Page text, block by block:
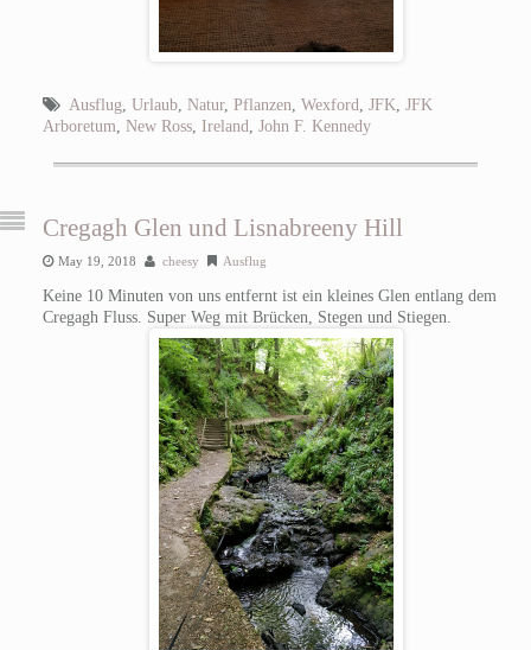
Ausflug Urlaub, Natur, Pflanzen Wexford JFK JFK
Arboretum New Ross, Ireland John F. Kennedy
Cregagh Glen und Lisnabreeny Hill
May 19, 2018 cheesy Ausflug
Keine 10 Minuten von uns entfernt ist ein kleines Glen entlang dem
Cregagh Fluss. Super Weg mit Brücken, Stegen und Stiegen.